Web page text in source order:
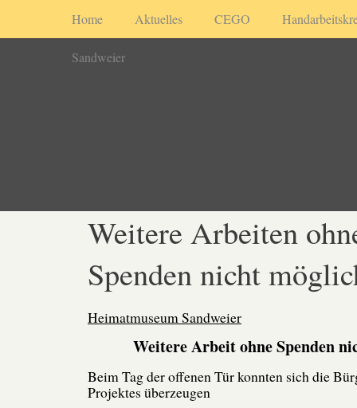
Home Aktuelles CEGO
Sandweier
Weitere Arbeiten
Spenden nicht
Heimatmuseum Sandweier
Weitere Arbeit ohne Spenden
Beim Tag der offenen Tür konnten sich die
Projektes überzeugen